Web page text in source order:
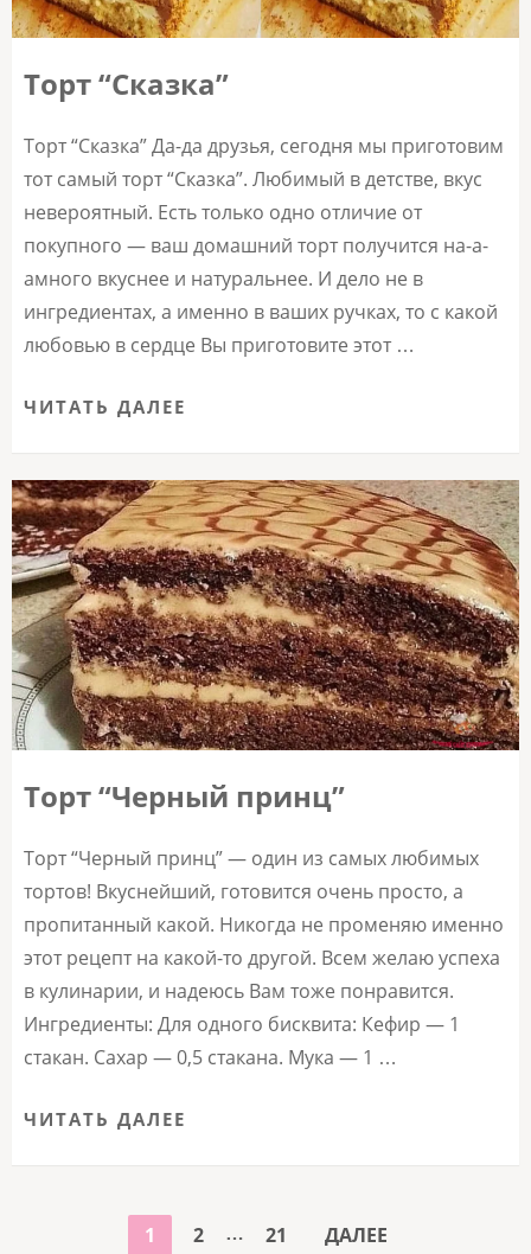
Торт “Сказка”
Торт “Сказка” Да-да друзья, сегодня мы приготовим
тот самый торт “Сказка”. Любимый в детстве, вкус
невероятный. Есть только одно отличие от
покупного — ваш домашний торт получится на-а-
амного вкуснее и натуральнее. И дело не в
ингредиентах, а именно в ваших ручках, то с какой
любовью в сердце Вы приготовите этот …
ЧИТАТЬ ДАЛЕЕ
Торт “Черный принц”
Торт “Черный принц” — один из самых любимых
тортов! Вкуснейший, готовится очень просто, а
пропитанный какой. Никогда не променяю именно
этот рецепт на какой-то другой. Всем желаю успеха
в кулинарии, и надеюсь Вам тоже понравится.
Ингредиенты: Для одного бисквита: Кефир — 1
стакан. Сахар — 0,5 стакана. Мука — 1 …
ЧИТАТЬ ДАЛЕЕ
ПАГИНАЦИЯ
СТРАНИЦА
1 СТРАНИЦА
2 … СТРАНИЦА
21 ДАЛЕЕ